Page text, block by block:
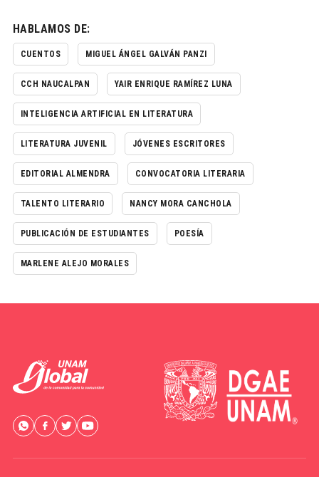
HABLAMOS DE:
CUENTOS MIGUEL ÁNGEL GALVÁN PANZI
CCH NAUCALPAN YAIR ENRIQUE RAMÍREZ LUNA
INTELIGENCIA ARTIFICIAL EN LITERATURA
LITERATURA JUVENIL JÓVENES ESCRITORES
EDITORIAL ALMENDRA CONVOCATORIA LITERARIA
TALENTO LITERARIO NANCY MORA CANCHOLA
PUBLICACIÓN DE ESTUDIANTES POESÍA
MARLENE ALEJO MORALES